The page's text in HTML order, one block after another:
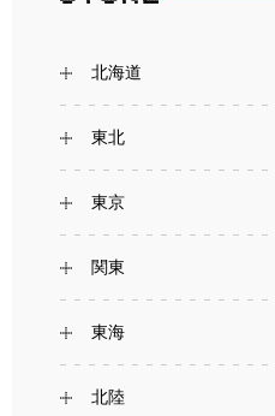
北海道
東北
東京
関東
東海
北陸